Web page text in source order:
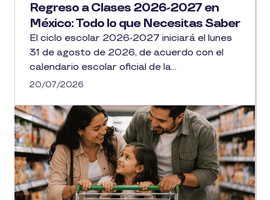
Regreso a Clases 2026-2027 en
México: Todo lo que Necesitas Saber
El ciclo escolar 2026-2027 iniciará el lunes
31 de agosto de 2026, de acuerdo con el
calendario escolar oficial de la...
20/07/2026